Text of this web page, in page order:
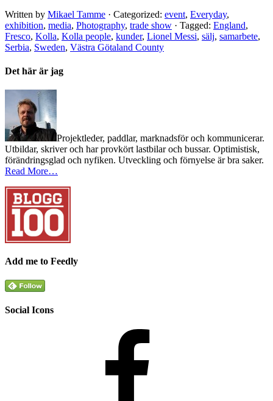
Written by Mikael Tamme · Categorized: event, Everyday,
exhibition, media, Photography, trade show · Tagged: England,
Fresco, Kolla, Kolla people, kunder, Lionel Messi, sälj, samarbete,
Serbia, Sweden, Västra Götaland County
Det här är jag
Projektleder, paddlar, marknadsför och kommunicerar.
Utbildar, skriver och har provkört lastbilar och bussar. Optimistisk,
förändringsglad och nyfiken. Utveckling och förnyelse är bra saker.
Read More…
Add me to Feedly
Social Icons